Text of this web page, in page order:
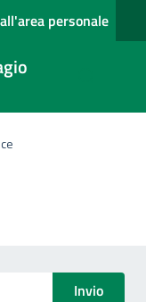
personale
Invio